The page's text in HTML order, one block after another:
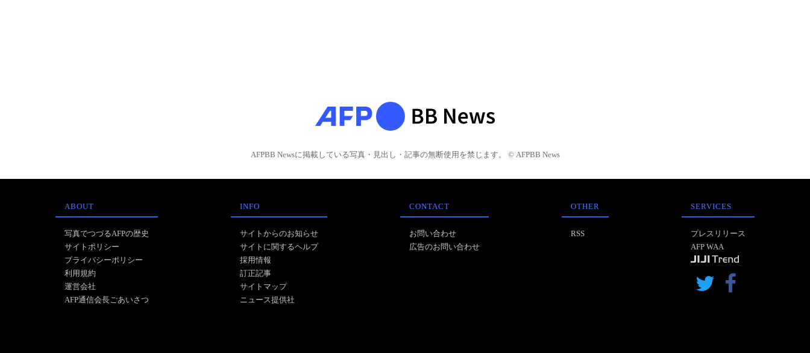
AFPBB Newsに掲載している写真・見出し・記事の無断使用を禁じます。 © AFPBB News
ABOUT
写真でつづるAFPの歴史
サイトポリシー
プライバシーポリシー
利用規約
運営会社
AFP通信会長ごあいさつ
INFO
サイトからのお知らせ
サイトに関するヘルプ
採用情報
訂正記事
サイトマップ
ニュース提供社
CONTACT
お問い合わせ
広告のお問い合わせ
OTHER
RSS
SERVICES
プレスリリース
AFP WAA